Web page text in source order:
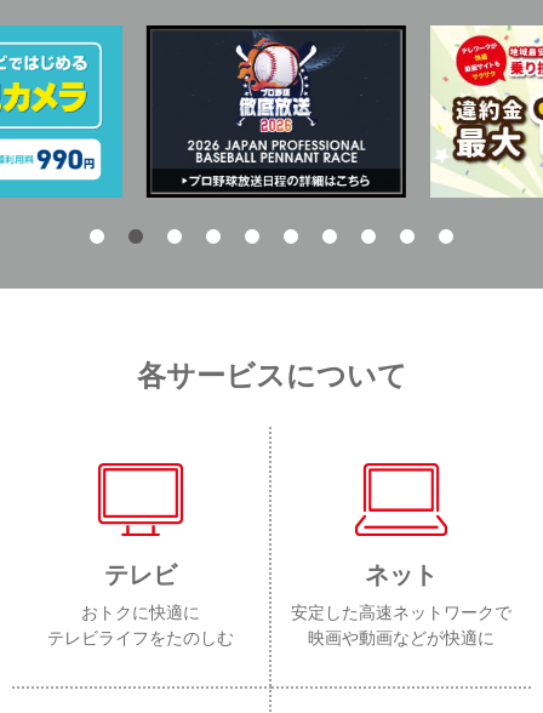
各サービスについて
テレビ
おトクに快適に
テレビライフをたのしむ
ネット
安定した高速ネットワークで
映画や動画などが快適に